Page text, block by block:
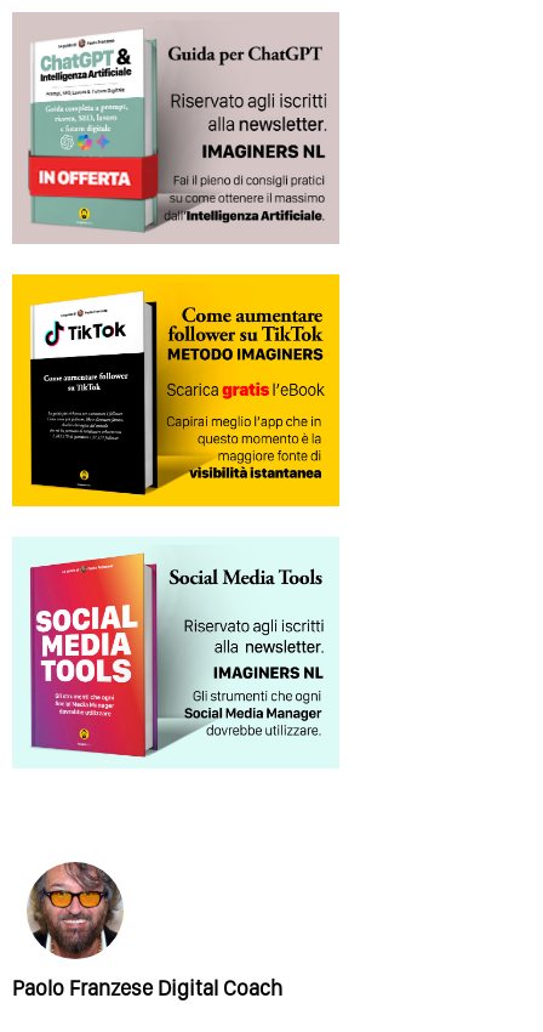
Paolo Franzese Digital Coach